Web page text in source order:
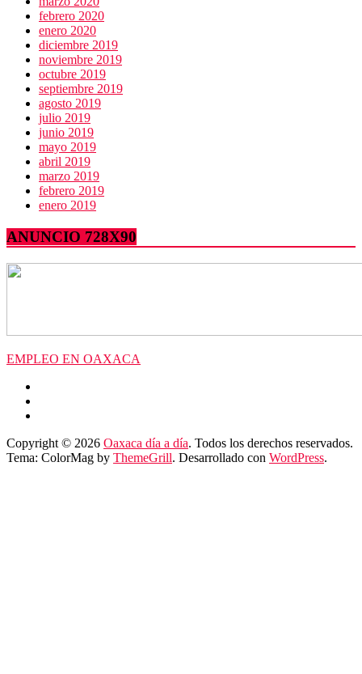
febrero 2020
enero 2020
diciembre 2019
noviembre 2019
octubre 2019
septiembre 2019
agosto 2019
julio 2019
junio 2019
mayo 2019
abril 2019
marzo 2019
febrero 2019
enero 2019
ANUNCIO 728X90
EMPLEO EN OAXACA
Copyright © 2026 Oaxaca día a día. Todos los derechos reservados.
Tema: ColorMag by ThemeGrill. Desarrollado con WordPress.